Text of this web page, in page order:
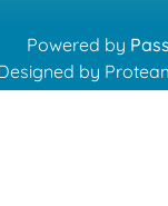
Powered by
by